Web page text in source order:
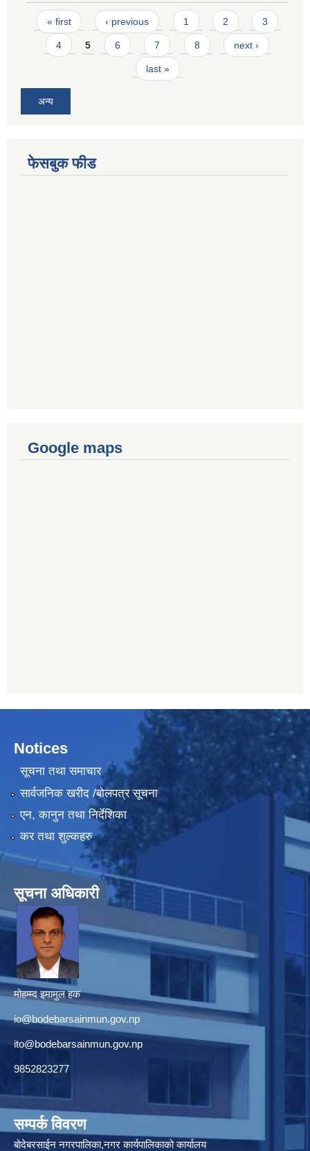
Pages
« first ‹ previous 1 2 3
4 5 6 7 8 next ›
last »
अन्य
फेसबुक फीड
Google maps
Notices
सूचना तथा समाचार
सार्वजनिक खरीद /बोलपत्र सूचना
एन, कानुन तथा निर्देशिका
कर तथा शुल्कहरु
सूचना अधिकारी
मोहम्म्द इमामुल हक
io@bodebarsainmun.gov.np
ito@bodebarsainmun.gov.np
9852823277
सम्पर्क विवरण
बोदेबरसाईन नगरपालिका,नगर कार्यपालिकाको कार्यालय